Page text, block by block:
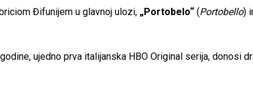
Đifunijem u glavnoj ulozi, „Portobelo“ (Portobello)
ujedno prva italijanska HBO Original serija, donosi